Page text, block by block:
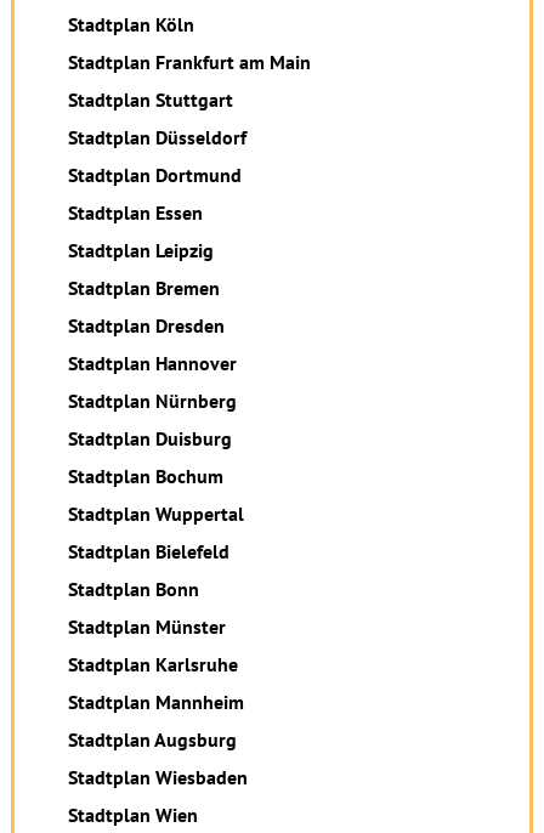
Stadtplan Köln
Stadtplan Frankfurt am Main
Stadtplan Stuttgart
Stadtplan Düsseldorf
Stadtplan Dortmund
Stadtplan Essen
Stadtplan Leipzig
Stadtplan Bremen
Stadtplan Dresden
Stadtplan Hannover
Stadtplan Nürnberg
Stadtplan Duisburg
Stadtplan Bochum
Stadtplan Wuppertal
Stadtplan Bielefeld
Stadtplan Bonn
Stadtplan Münster
Stadtplan Karlsruhe
Stadtplan Mannheim
Stadtplan Augsburg
Stadtplan Wiesbaden
Stadtplan Wien